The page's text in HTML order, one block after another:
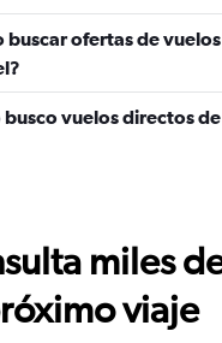
buscar ofertas de
busco vuelos directos
miles
viaje